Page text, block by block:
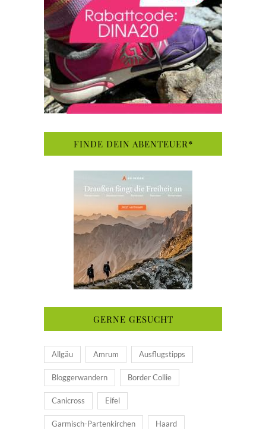
FINDE DEIN ABENTEUER*
GERNE GESUCHT
Allgäu Amrum Ausflugstipps
Bloggerwandern Border Collie
Canicross Eifel
Garmisch-Partenkirchen Haard